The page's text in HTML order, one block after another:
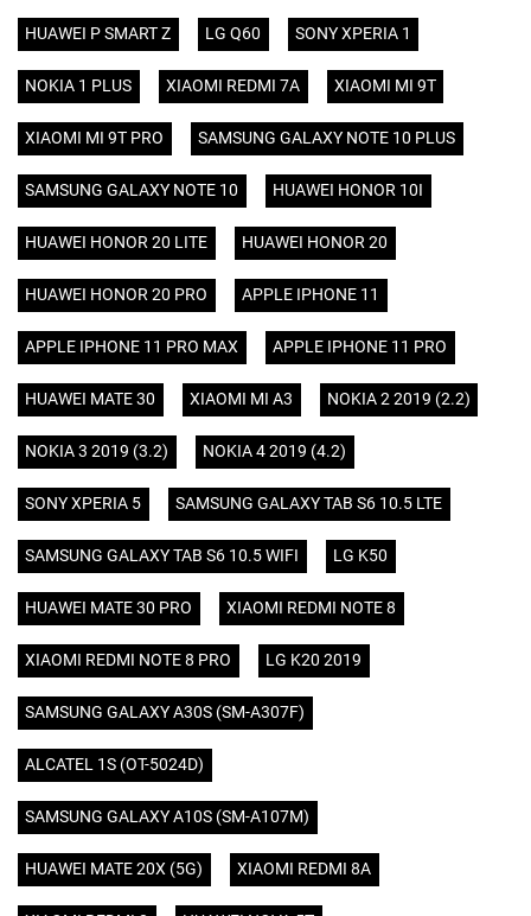
HUAWEI P SMART Z LG Q60 SONY XPERIA 1
NOKIA 1 PLUS XIAOMI REDMI 7A XIAOMI MI 9T
XIAOMI MI 9T PRO SAMSUNG GALAXY NOTE 10 PLUS
SAMSUNG GALAXY NOTE 10 HUAWEI HONOR 10I
HUAWEI HONOR 20 LITE HUAWEI HONOR 20
HUAWEI HONOR 20 PRO APPLE IPHONE 11
APPLE IPHONE 11 PRO MAX APPLE IPHONE 11 PRO
HUAWEI MATE 30 XIAOMI MI A3 NOKIA 2 2019 (2.2)
NOKIA 3 2019 (3.2) NOKIA 4 2019 (4.2)
SONY XPERIA 5 SAMSUNG GALAXY TAB S6 10.5 LTE
SAMSUNG GALAXY TAB S6 10.5 WIFI LG K50
HUAWEI MATE 30 PRO XIAOMI REDMI NOTE 8
XIAOMI REDMI NOTE 8 PRO LG K20 2019
SAMSUNG GALAXY A30S (SM-A307F)
ALCATEL 1S (OT-5024D)
SAMSUNG GALAXY A10S (SM-A107M)
HUAWEI MATE 20X (5G) XIAOMI REDMI 8A